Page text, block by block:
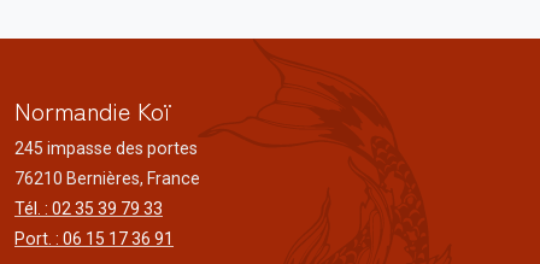
Normandie Koï
245 impasse des portes
76210 Bernières, France
Tél. : 02 35 39 79 33
Port. : 06 15 17 36 91